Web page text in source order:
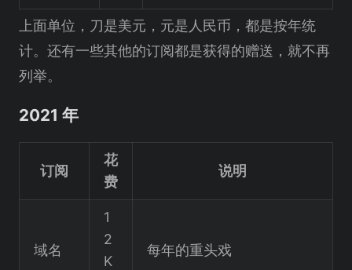
上面单位，刀是美元，元是人民币，都是按年统
计。还有一些其他的订阅都是获得的赠送，就不再
列举。
2021 年
订阅
花
费
说明
域名
1
2
K
每年的重头戏